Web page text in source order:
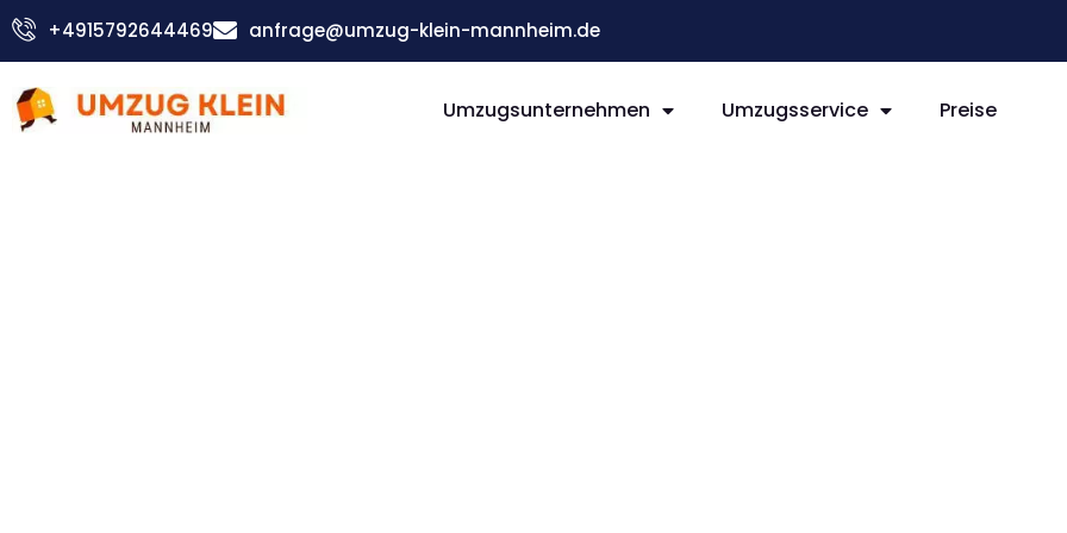
Zum
Inhalt
+4915792644469 anfrage@umzug-klein-mannheim.de
Umzugsunternehmen Umzugsservice Preise